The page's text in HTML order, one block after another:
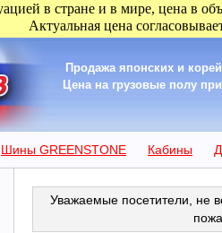
в стране и в мире, цена в
Актуальная цена
Продажа японских и
Цена на грузовые полу
Шины GREENSTONE Кабины
Уважаемые посетители, не